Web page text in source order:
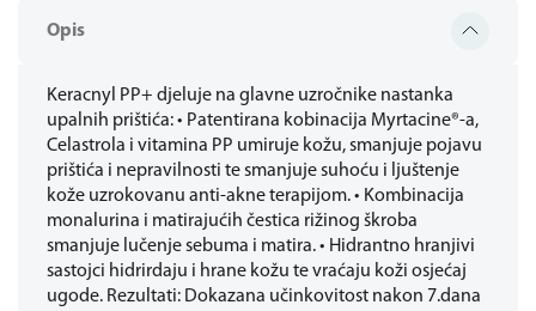
Opis
Keracnyl PP+ djeluje na glavne uzročnike nastanka
upalnih prištića: • Patentirana kobinacija Myrtacine®-a,
Celastrola i vitamina PP umiruje kožu, smanjuje pojavu
prištića i nepravilnosti te smanjuje suhoću i ljuštenje
kože uzrokovanu anti-akne terapijom. • Kombinacija
monalurina i matirajućih čestica rižinog škroba
smanjuje lučenje sebuma i matira. • Hidrantno hranjivi
sastojci hidrirdaju i hrane kožu te vraćaju koži osjećaj
ugode. Rezultati: Dokazana učinkovitost nakon 7.dana